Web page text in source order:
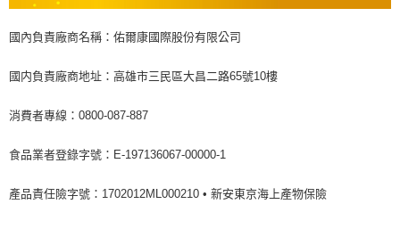
國內負責廠商名稱：佑爾康國際股份有限公司
國内負責廠商地址：高雄市三民區大昌二路65號10樓
消費者專線：0800-087-887
食品業者登錄字號：E-197136067-00000-1
產品責任險字號：1702012ML000210 • 新安東京海上產物保險